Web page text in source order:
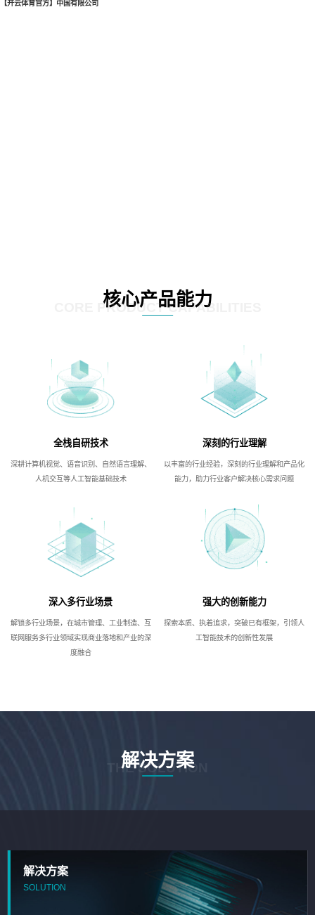
【开云体育官方】中国有限公司
核心产品能力
CORE PRODUCT CAPABILITIES
全栈自研技术
深耕计算机视觉、语音识别、自然语言理解、
人机交互等人工智能基础技术
深刻的行业理解
以丰富的行业经验，深刻的行业理解和产品化
能力，助力行业客户解决核心需求问题
深入多行业场景
解锁多行业场景，在城市管理、工业制造、互
联网服务多行业领域实现商业落地和产业的深
度融合
强大的创新能力
探索本质、执着追求，突破已有框架，引领人
工智能技术的创新性发展
解决方案
THE SOLUTION
解决方案
SOLUTION